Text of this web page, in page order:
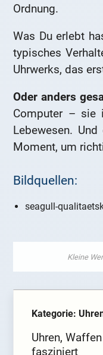
Ordnung.
Was Du erlebt
typisches
Uhrwerks, das
Oder anders
Computer – sie
Lebewesen.
Moment, um
Bildquellen:
seagull-
Kategorie:
Uhren,
fasziniert